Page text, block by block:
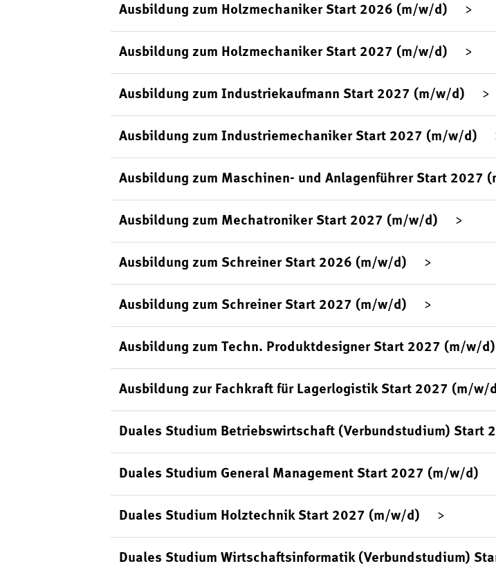
Ausbildung zum Holzmechaniker Start 2026 (m/w/d)
Ausbildung zum Holzmechaniker Start 2027 (m/w/d)
Ausbildung zum Industriekaufmann Start 2027 (m/w/d)
Ausbildung zum Industriemechaniker Start 2027 (m/w/d)
Ausbildung zum Maschinen- und Anlagenführer Start 2027
Ausbildung zum Mechatroniker Start 2027 (m/w/d)
Ausbildung zum Schreiner Start 2026 (m/w/d)
Ausbildung zum Schreiner Start 2027 (m/w/d)
Ausbildung zum Techn. Produktdesigner Start 2027 (m/w/d)
Ausbildung zur Fachkraft für Lagerlogistik Start 2027 (m/w/
Duales Studium Betriebswirtschaft (Verbundstudium) Start
Duales Studium General Management Start 2027 (m/w/d)
Duales Studium Holztechnik Start 2027 (m/w/d)
Duales Studium Wirtschaftsinformatik (Verbundstudium)